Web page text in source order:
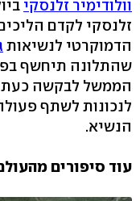
וולודימיר זלנסקי
זלנסקי לקדם
הדמוקרטי לנשיאות
שהתלונה תיחשף
הממשל לבקשה כעת
לנכונות לשתף
הנשיא.
עוד סיפורים